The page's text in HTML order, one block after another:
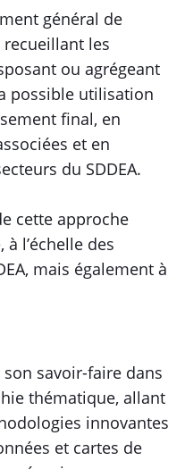
général de
recueillant les
ou agrégeant
possible utilisation
final, en
et en
du SDDEA.
cette approche
l’échelle des
mais également à
savoir-faire dans
thématique, allant
innovantes
et cartes de